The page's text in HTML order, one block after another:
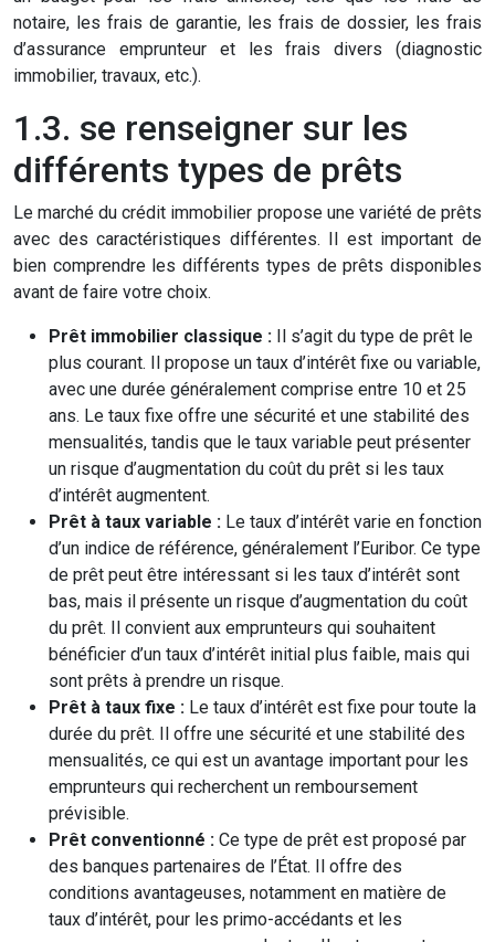
notaire, les frais de garantie, les frais de dossier, les frais
d’assurance emprunteur et les frais divers (diagnostic
immobilier, travaux, etc.).
1.3. se renseigner sur les
différents types de prêts
Le marché du crédit immobilier propose une variété de prêts
avec des caractéristiques différentes. Il est important de
bien comprendre les différents types de prêts disponibles
avant de faire votre choix.
Prêt immobilier classique :
Il s’agit du type de prêt le
plus courant. Il propose un taux d’intérêt fixe ou variable,
avec une durée généralement comprise entre 10 et 25
ans. Le taux fixe offre une sécurité et une stabilité des
mensualités, tandis que le taux variable peut présenter
un risque d’augmentation du coût du prêt si les taux
d’intérêt augmentent.
Prêt à taux variable : Le taux d’intérêt varie en fonction
d’un indice de référence, généralement l’Euribor. Ce type
de prêt peut être intéressant si les taux d’intérêt sont
bas, mais il présente un risque d’augmentation du coût
du prêt. Il convient aux emprunteurs qui souhaitent
bénéficier d’un taux d’intérêt initial plus faible, mais qui
sont prêts à prendre un risque.
Prêt à taux fixe : Le taux d’intérêt est fixe pour toute la
durée du prêt. Il offre une sécurité et une stabilité des
mensualités, ce qui est un avantage important pour les
emprunteurs qui recherchent un remboursement
prévisible.
Prêt conventionné : Ce type de prêt est proposé par
des banques partenaires de l’État. Il offre des
conditions avantageuses, notamment en matière de
taux d’intérêt, pour les primo-accédants et les